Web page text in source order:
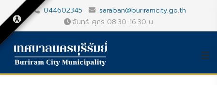
044602345
saraban@buriramcity.go.th
จันทร์-ศุกร์ 08.30-16.30 น.